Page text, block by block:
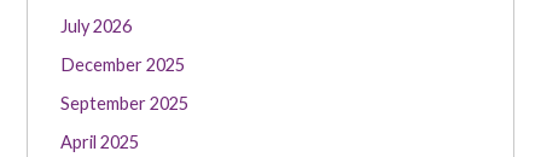
July 2026
December 2025
September 2025
April 2025